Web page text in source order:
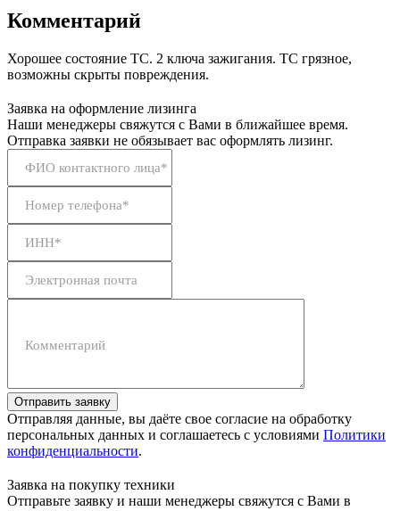
Комментарий
Хорошее состояние ТС. 2 ключа зажигания. ТС грязное,
возможны скрыты повреждения.
Заявка на оформление лизинга
Наши менеджеры свяжутся с Вами в ближайшее время.
Отправка заявки не обязывает вас оформлять лизинг.
ФИО контактного лица*
Номер телефона*
ИНН*
Электронная почта
Комментарий
Отправить заявку
Отправляя данные, вы даёте свое согласие на обработку
персональных данных и соглашаетесь с условиями Политики
конфиденциальности.
Заявка на покупку техники
Отправьте заявку и наши менеджеры свяжутся с Вами в